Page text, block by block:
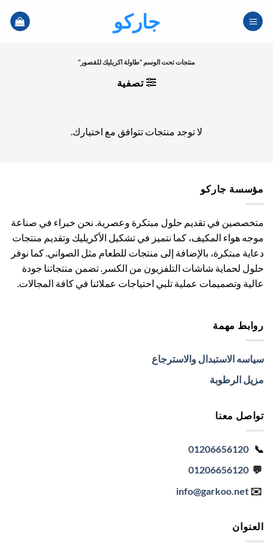
للمحتوى
جاركو
منتجات تحت الوسم “طاولة اكريليك للقصور”
تصفية
لا توجد منتجات تتوافق مع اختيارك.
مؤسسة جاركو
متخصصين في تقديم حلول مبتكرة وعصرية. نحن خبراء في صناعة
موجه هواء المكيف، كما نتميز في تشكيل الأكريليك وتقديم منتجات
دعاية مبتكرة، بالإضافة إلى منتجات للطعام مثل الصواني. كما نوفر
حلول لحماية شاشات التلفزيون من الكسر. تضمن منتجاتنا جودة
عالية وتصميمات عملية تلبي احتياجات عملائنا في كافة المجالات.
روابط مهمة
سياسه الاستبدال والاسترجاع
مزيل الرطوبة
تواصل معنا
📞
01206656120
💬
01206656120
✉️
info@garkoo.net
العنوان